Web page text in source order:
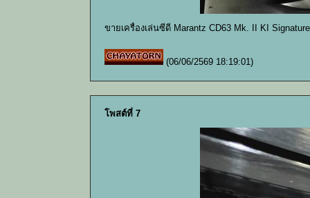
ขายเครื่องเล่นซีดี Marantz CD63 Mk. II KI
(06/06/2569 18:19:01)
โพสต์ที่ 7